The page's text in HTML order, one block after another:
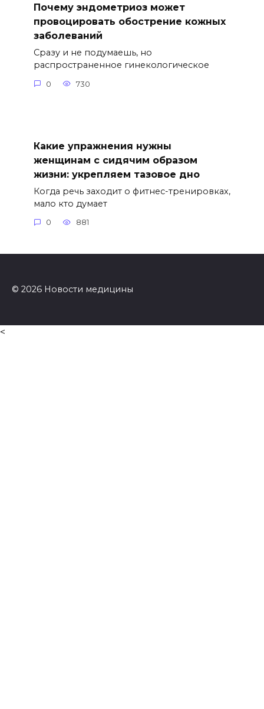
Почему эндометриоз может
провоцировать обострение кожных
заболеваний
Сразу и не подумаешь, но
распространенное гинекологическое
0 730
Какие упражнения нужны
женщинам с сидячим образом
жизни: укрепляем тазовое дно
Когда речь заходит о фитнес-тренировках,
мало кто думает
0 881
© 2026 Новости медицины
<